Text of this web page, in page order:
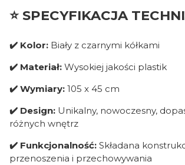
⭐ SPECYFIKACJA
✔️ Kolor: Biały z czarnymi kółkami
✔️ Materiał: Wysokiej jakości plastik
✔️ Wymiary: 105 x 45 cm
✔️ Design: Unikalny, nowoczesny,
różnych wnętrz
✔️ Funkcjonalność: Składana
przenoszenia i przechowywania